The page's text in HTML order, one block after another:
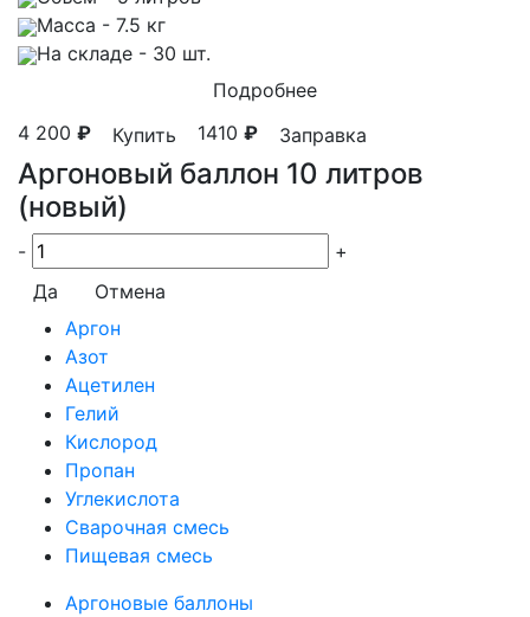
Масса - 7.5 кг
На складе - 30 шт.
Подробнее
4 200 ₽ Купить 1410 ₽ Заправка
Аргоновый баллон 10 литров
(новый)
-
+
Да
Отмена
Аргон
Азот
Ацетилен
Гелий
Кислород
Пропан
Углекислота
Сварочная смесь
Пищевая смесь
Аргоновые баллоны